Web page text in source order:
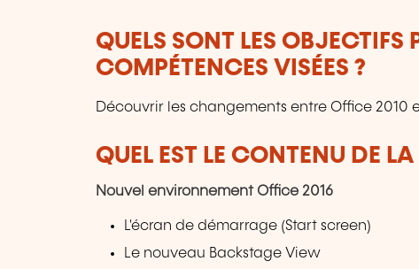
QUELS SONT LES OBJECTIFS
COMPÉTENCES VISÉES ?
Découvrir les changements entre Office 2010
QUEL EST LE CONTENU DE
Nouvel environnement Office 2016
L'écran de démarrage (Start screen)
Le nouveau Backstage View